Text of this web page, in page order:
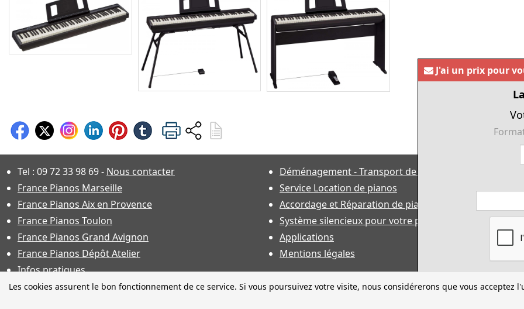
Les cookies assurent le bon fonctionnement de ce service. Si vous poursuivez votre visite, nous considérerons que vous acceptez
J'ai un prix pour
Tel : 09 72 33 98 69- Nous contacter
France Pianos Marseille
France Pianos Aix en Provence
France Pianos Toulon
France Pianos Grand Avignon
France Pianos Dépôt Atelier
Infos pratiques
Déménagement - Transport de pianos
Service Location de pianos
Accordage et Réparation de piano
Système silencieux pour votre piano
Applications
Mentions légales
Photos non contractuelles. Caractéristiques techniques sous toutes réserves et sauf erreur.